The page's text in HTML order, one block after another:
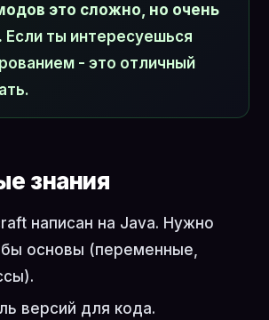
это сложно, но очень
Если ты интересуешься
- это отличный
знания
написан на Java. Нужно
бы основы (переменные,
версий для кода.